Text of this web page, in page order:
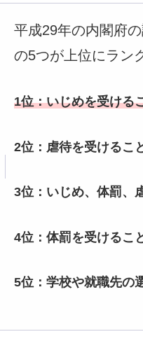
平成29年の内閣府の
の5つが上位にラン
1位：いじめを受ける
2位：虐待を受ける
3位：いじめ、体罰
4位：体罰を受ける
5位：学校や就職先の